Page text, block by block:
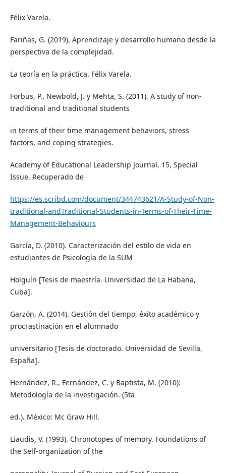
Félix Varela.
Fariñas, G. (2019). Aprendizaje y desarrollo humano desde la
perspectiva de la complejidad.
La teoría en la práctica. Félix Varela.
Forbus, P., Newbold, J. y Mehta, S. (2011). A study of non-
traditional and traditional students
in terms of their time management behaviors, stress
factors, and coping strategies.
Academy of Educational Leadership Journal, 15, Special
Issue. Recuperado de
https://es.scribd.com/document/344743621/A-Study-of-Non-
traditional-andTraditional-Students-in-Terms-of-Their-Time-
Management-Behaviours
García, D. (2010). Caracterización del estilo de vida en
estudiantes de Psicología de la SUM
Holguín [Tesis de maestría. Universidad de La Habana,
Cuba].
Garzón, A. (2014). Gestión del tiempo, éxito académico y
procrastinación en el alumnado
universitario [Tesis de doctorado. Universidad de Sevilla,
España].
Hernández, R., Fernández, C. y Baptista, M. (2010):
Metodología de la investigación. (5ta
ed.). México: Mc Graw Hill.
Liaudis, V. (1993). Chronotopes of memory. Foundations of
the Self-organization of the